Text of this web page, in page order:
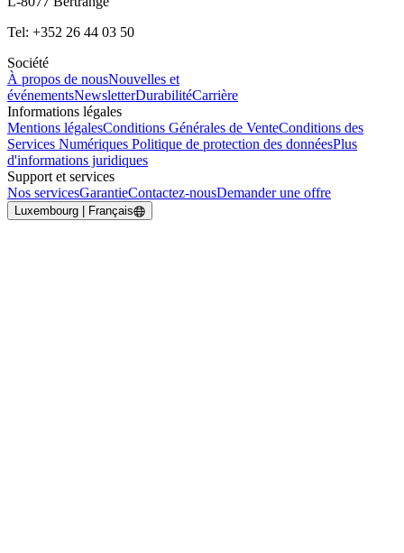
Tel: +352 26 44 03 50
Société
À propos de nousNouvelles et
événementsNewsletterDurabilitéCarrière
Informations légales
Mentions légalesConditions Générales de VenteConditions des
Services Numériques Politique de protection des donnéesPlus
d'informations juridiques
Support et services
Nos servicesGarantieContactez-nousDemander une offre
Luxembourg | Français